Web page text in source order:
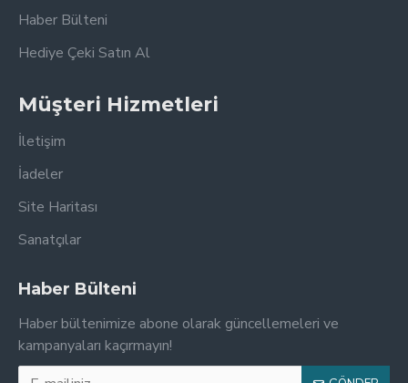
Haber Bülteni
Hediye Çeki Satın Al
Müşteri Hizmetleri
İletişim
İadeler
Site Haritası
Sanatçılar
Haber Bülteni
Haber bültenimize abone olarak güncellemeleri ve
kampanyaları kaçırmayın!